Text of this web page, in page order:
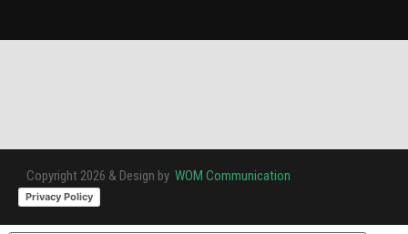
Copyright 2026 & Design by WOM Communication
Privacy Policy